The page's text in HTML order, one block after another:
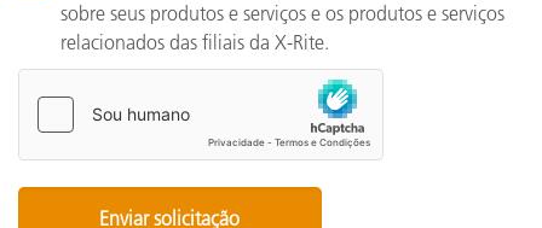
sobre seus produtos e serviços e os produtos e serviços
relacionados das filiais da X-Rite.